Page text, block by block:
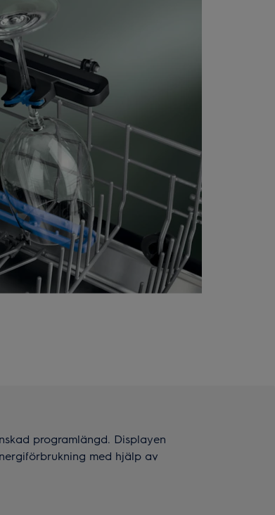
programlängd. Displayen
med hjälp av